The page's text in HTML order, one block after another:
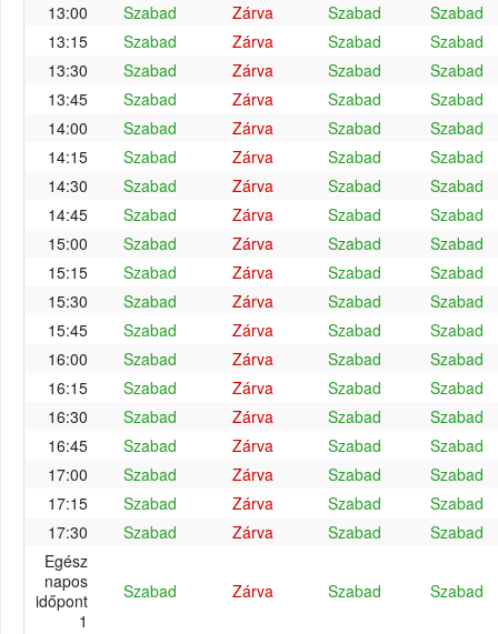
13:00
Szabad Zárva Szabad
Szabad
13:15
Szabad Zárva Szabad
Szabad
13:30
Szabad Zárva Szabad
Szabad
13:45
Szabad Zárva Szabad
Szabad
14:00
Szabad Zárva Szabad
Szabad
14:15
Szabad Zárva Szabad
Szabad
14:30
Szabad Zárva Szabad
Szabad
14:45
Szabad Zárva Szabad
Szabad
15:00
Szabad Zárva Szabad
Szabad
15:15
Szabad Zárva Szabad
Szabad
15:30
Szabad Zárva Szabad
Szabad
15:45
Szabad Zárva Szabad
Szabad
16:00
Szabad Zárva Szabad
Szabad
16:15
Szabad Zárva Szabad
Szabad
16:30
Szabad Zárva Szabad
Szabad
16:45
Szabad Zárva Szabad
Szabad
17:00
Szabad Zárva Szabad
Szabad
17:15
Szabad Zárva Szabad
Szabad
17:30
Szabad Zárva Szabad
Szabad
Egész
napos
időpont
1
Szabad Zárva Szabad Szabad